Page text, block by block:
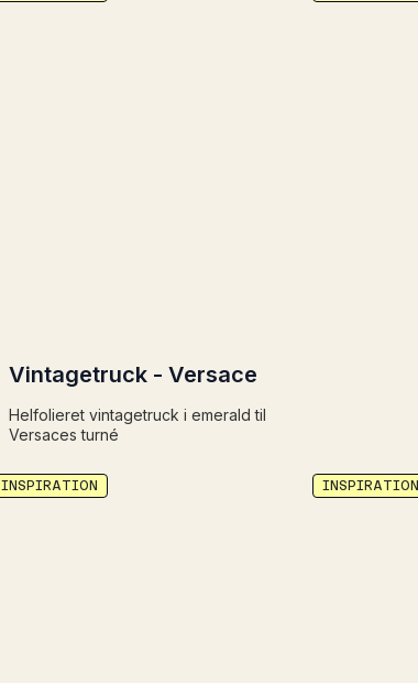
Vintagetruck - Versace
Helfolieret vintagetruck i emerald til
Versaces turné
INSPIRATION INSPIRATION